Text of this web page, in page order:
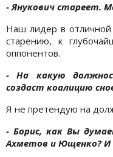
- Янукович стареет.
Наш лидер в
старению, к
оппонентов.
- На какую
создаст коалицию
Я не претендую на
- Борис, как Вы
Ахметов и Ющенко?И